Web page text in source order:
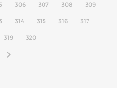
306 307 308 309
314 315 316 317
319 320